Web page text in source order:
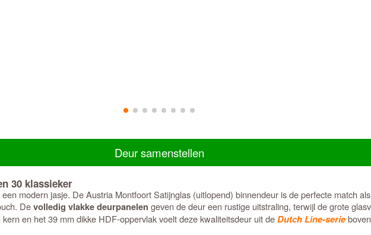
Deur samenstellen
30 klassieker
modern jasje. De Austria Montfoort Satijnglas (uitlopend) binnendeur is de perfecte match
Devolledig vlakke deurpanelen geven de deur een rustige uitstraling, terwijl de grote
en het 39 mm dikke HDF-oppervlak voelt deze kwaliteitsdeur uit deDutch Line-serie